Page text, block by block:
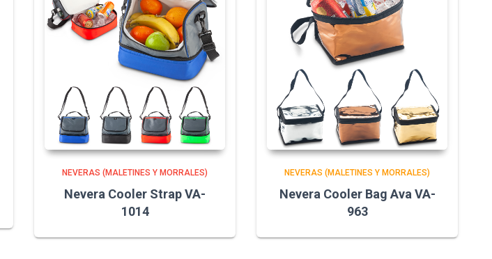
NEVERAS (MALETINES Y MORRALES)
Nevera Cooler Strap VA-
1014
NEVERAS (MALETINES Y MORRALES)
Nevera Cooler Bag Ava VA-
963